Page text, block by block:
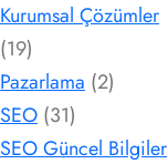
Kurumsal Çözümler
(19)
Pazarlama (2)
SEO (31)
SEO Güncel Bilgiler